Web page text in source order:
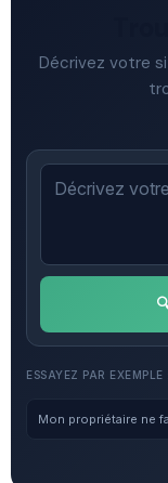
Décrivez votre
ESSAYEZ PAR EXEMPLE :
Mon propriétaire ne